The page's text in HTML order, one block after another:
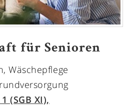
für Senioren
Wäschepflege
(SGB XI),